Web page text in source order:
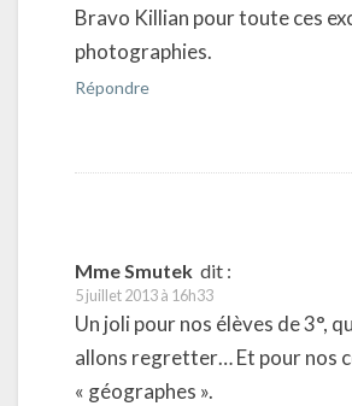
Bravo Killian pour toute ces
photographies.
Répondre
Mme Smutek dit :
5 juillet 2013 à 16h33
Un joli pour nos élèves de 3°,
allons regretter… Et pour nos
« géographes ».